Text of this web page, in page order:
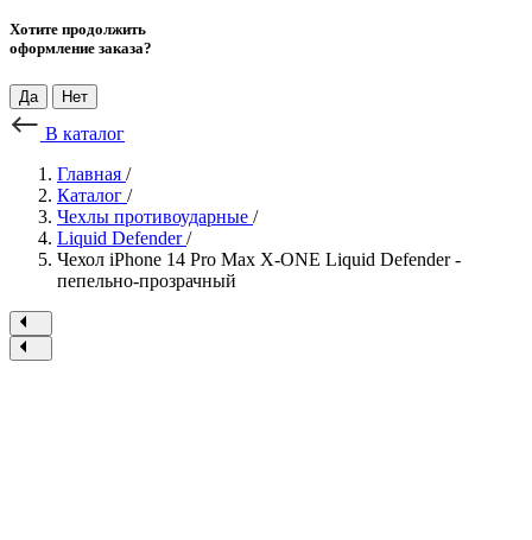
Хотите продолжить
оформление заказа?
Да Нет
В каталог
Главная /
Каталог /
Чехлы противоударные /
Liquid Defender/
Чехол iPhone 14 Pro Max X-ONE Liquid Defender -
пепельно-прозрачный